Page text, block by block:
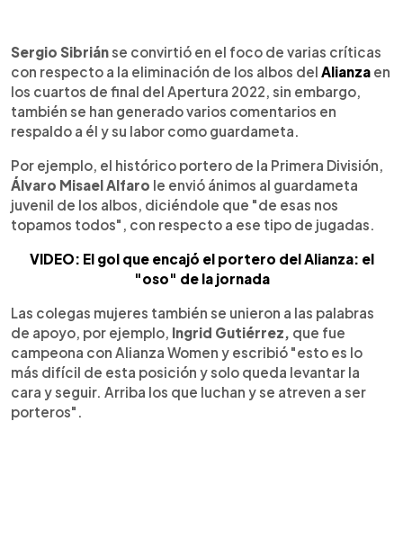
► Escuchar artículo
Sergio Sibriánse convirtió en el foco de varias críticas
con respecto a la eliminación de los albos del Alianza en
los cuartos de final del Apertura 2022, sin embargo,
también se han generado varios comentarios en
respaldo a él y su labor como guardameta.
Por ejemplo, el histórico portero de la Primera División,
Álvaro Misael Alfaro le envió ánimos al guardameta
juvenil de los albos, diciéndole que "de esas nos
topamos todos", con respecto a ese tipo de jugadas.
VIDEO: El gol que encajó el portero del Alianza: el
"oso" de la jornada
Las colegas mujeres también se unieron a las palabras
de apoyo, por ejemplo, Ingrid Gutiérrez, que fue
campeona con Alianza Women y escribió "esto es lo
más difícil de esta posición y solo queda levantar la
cara y seguir. Arriba los que luchan y se atreven a ser
porteros".